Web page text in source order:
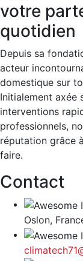
votre
quotidien
Depuis sa
acteur
domestique sur
Initialement axée
interventions
professionnels,
réputation grâce
faire.
Contact
Oslon,